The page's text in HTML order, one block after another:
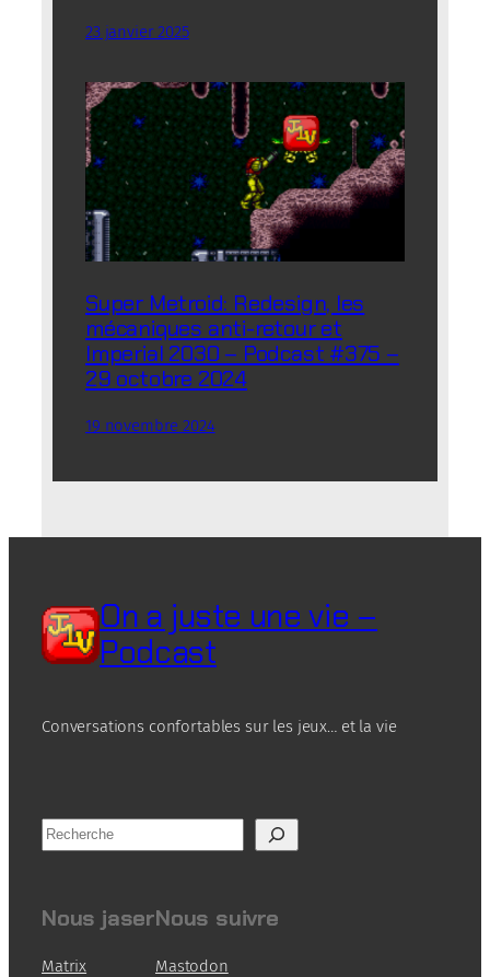
23 janvier 2025
Super Metroid: Redesign, les
mécaniques anti-retour et
Imperial 2030 – Podcast #375 –
29 octobre 2024
19 novembre 2024
On a juste une vie –
Podcast
Conversations confortables sur les jeux… et la vie
R
e
e
Nous jaser
Matrix
Nous suivre
Mastodon